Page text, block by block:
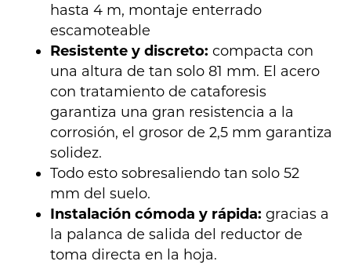
hasta 4 m, montaje enterrado
escamoteable
Resistente y discreto: compacta con
una altura de tan solo 81 mm. El acero
con tratamiento de cataforesis
garantiza una gran resistencia a la
corrosión, el grosor de 2,5 mm garantiza
solidez.
Todo esto sobresaliendo tan solo 52
mm del suelo.
Instalación cómoda y rápida: gracias a
la palanca de salida del reductor de
toma directa en la hoja.